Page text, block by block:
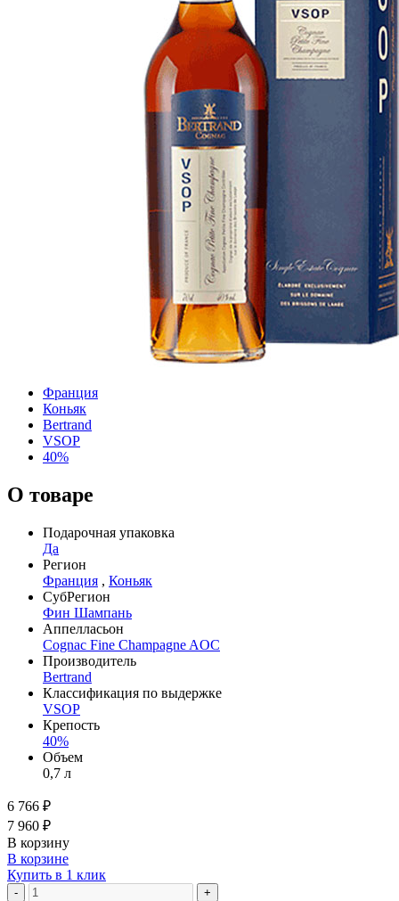
Франция
Коньяк
Bertrand
VSOP
40%
О товаре
Подарочная упаковка
Да
Регион
Франция , Коньяк
СубРегион
Фин Шампань
Аппелласьон
Cognac Fine Champagne AOC
Производитель
Bertrand
Классификация по выдержке
VSOP
Крепость
40%
Объем
0,7 л
6 766 ₽
7 960 ₽
В корзину
В корзине
Купить в 1 клик
- +